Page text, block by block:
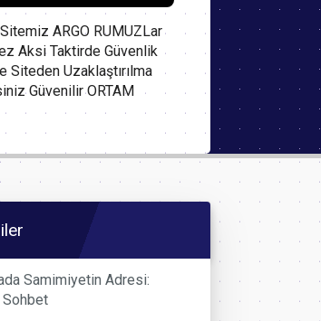
ARGO RUMUZLar
Aksi Taktirde Güvenlik
Siteden Uzaklaştırılma
Güvenilir ORTAM
Samimiyetin Adresi: